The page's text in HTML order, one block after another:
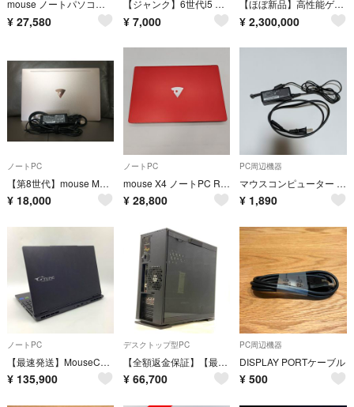
mouse ノートパソコン Corei7 メモリ16GB SSD500GB Webカメラ Windows11 Office2024
¥ 27,580
【ジャンク】6世代i5 SSD500 メモリ8 マウスコンピューター ノートPC
¥ 7,000
【ほぼ新品】高性能ゲーミング NEXTGEAR
¥ 2,300,000
ノートPC
【第8世代】mouse MB-B508S/Core i7-8565U/8GB/M.2 SSD256GB/Office2021
¥ 18,000
ノートPC
mouse X4 ノートPC Ryzen5 SSD128GB オフィス
¥ 28,800
PC周辺機器
マウスコンピューター 純正 ACアダプター
¥ 1,890
ノートPC
【最速発送】MouseComputer G-Tune E5 E5I7G60BKABCW101DEC i7-13650HX 16GB M.2 SSD 512GB RTX 4060 Laptop 65.4%【難有】
¥ 135,900
デスクトップ型PC
【全額返金保証】【最速発送】MouseComputer MASTERPIECE MP-i1640GA2-SP intel core i7-9700K 32GB M.2 SSD 1TB HDD 3TB NVIDIA GeForce RTX 2070 Super 動作確認済
¥ 66,700
PC周辺機器
DISPLAY PORTケーブル
¥ 500